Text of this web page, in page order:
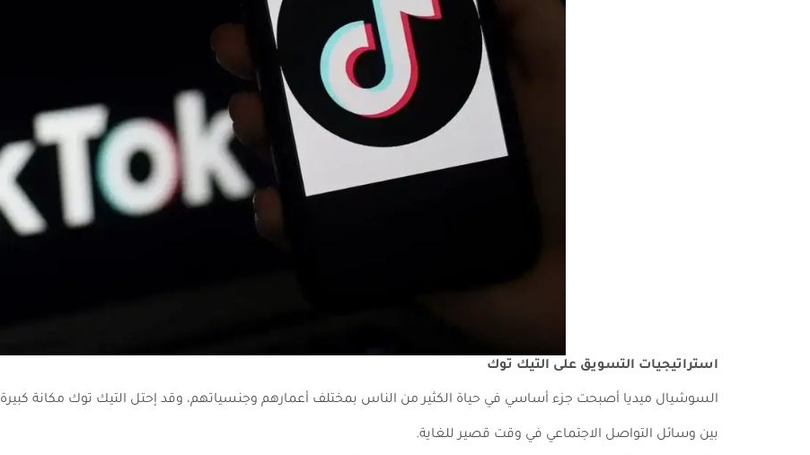
استراتيجيات التسويق على التيك توك
السوشيال ميديا أصبحت جزء أساسي في حياة الكثير من الناس بمختلف أعمارهم وجنسياتهم، وقد إحتل التيك توك مكانة كبيرة
بين وسائل التواصل الاجتماعي في وقت قصير للغاية.